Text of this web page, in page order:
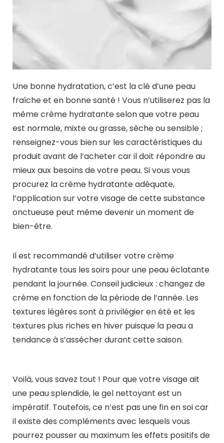
Une bonne hydratation, c’est la clé d’une peau
fraîche et en bonne santé ! Vous n’utiliserez pas la
même crème hydratante selon que votre peau
est normale, mixte ou grasse, sèche ou sensible ;
renseignez-vous bien sur les caractéristiques du
produit avant de l’acheter car il doit répondre au
mieux aux besoins de votre peau. Si vous vous
procurez la crème hydratante adéquate,
l’application sur votre visage de cette substance
onctueuse peut même devenir un moment de
bien-être.
Il est recommandé d’utiliser votre crème
hydratante tous les soirs pour une peau éclatante
pendant la journée. Conseil judicieux : changez de
crème en fonction de la période de l’année. Les
textures légères sont à privilégier en été et les
textures plus riches en hiver puisque la peau a
tendance à s’assécher durant cette saison.
Voilà, vous savez tout ! Pour que votre visage ait
une peau splendide, le gel nettoyant est un
impératif. Toutefois, ce n’est pas une fin en soi car
il existe des compléments avec lesquels vous
pourrez pousser au maximum les effets positifs de